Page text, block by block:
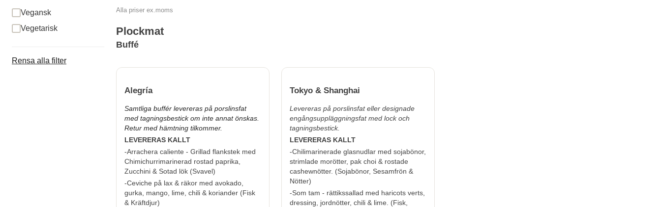
Vegansk
Vegetarisk
Rensa alla filter
Alla priser ex.moms
Plockmat
Buffé
Alegría
Samtliga buffér levereras på porslinsfat
med tagningsbestick om inte annat önskas.
Retur med hämtning tilkommer.
LEVERERAS KALLT
-Arrachera caliente - Grillad flankstek med
Chimichurrimarinerad rostad paprika,
Zucchini & Sotad lök (Svavel)
-Ceviche på lax & räkor med avokado,
gurka, mango, lime, chili & koriander (Fisk
& Kräftdjur)
Tokyo & Shanghai
Levereras på porslinsfat eller designade
engångsuppläggningsfat med lock och
tagningsbestick.
LEVERERAS KALLT
-Chilimarinerade glasnudlar med sojabönor,
strimlade morötter, pak choi & rostade
cashewnötter. (Sojabönor, Sesamfrön &
Nötter)
-Som tam - rättikssallad med haricots verts,
dressing, jordnötter, chili & lime. (Fisk,